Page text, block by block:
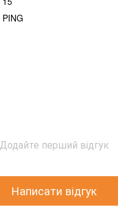
PING
Додайте перший відгук
Написати відгук